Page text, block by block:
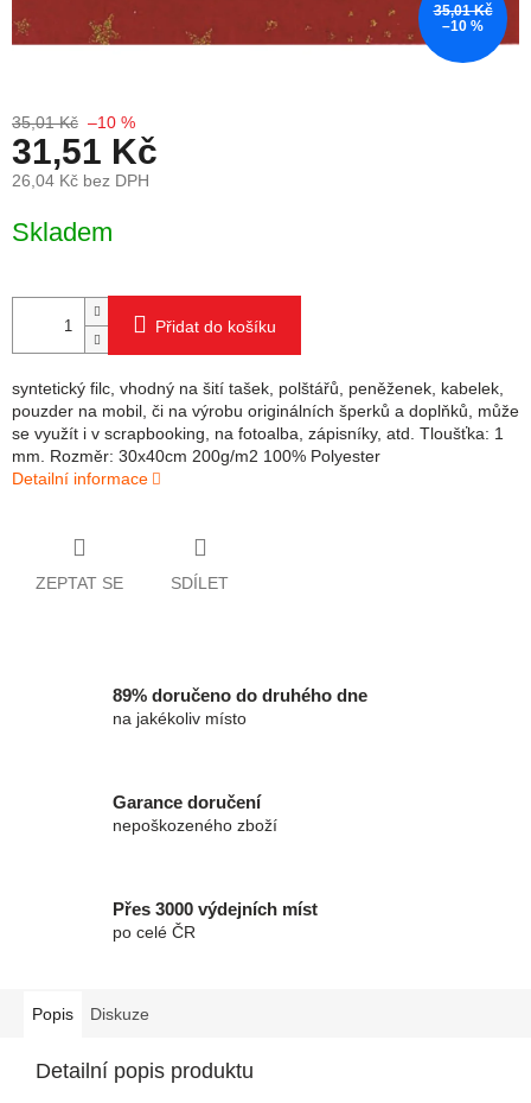
35,01 Kč
–10 %
35,01 Kč –10 %
31,51 Kč
26,04 Kč bez DPH
Skladem
Přidat do košíku
syntetický filc, vhodný na šití tašek, polštářů, peněženek, kabelek,
pouzder na mobil, či na výrobu originálních šperků a doplňků, může
se využít i v scrapbooking, na fotoalba, zápisníky, atd. Tloušťka: 1
mm. Rozměr: 30x40cm 200g/m2 100% Polyester
Detailní informace
ZEPTAT SE SDÍLET
89% doručeno do druhého dne
na jakékoliv místo
Garance doručení
nepoškozeného zboží
Přes 3000 výdejních míst
po celé ČR
Popis Diskuze
Detailní popis produktu